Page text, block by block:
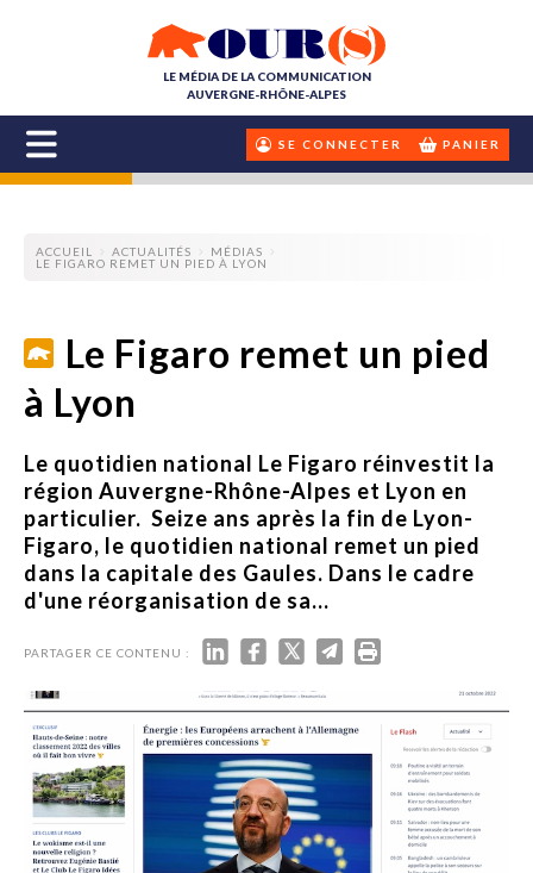
LE MÉDIA DE LA COMMUNICATION
AUVERGNE-RHÔNE-ALPES
SE CONNECTER PANIER
ACCUEIL ACTUALITÉS
MÉDIAS
LE FIGARO REMET UN PIED À LYON
Le Figaro remet un pied
à Lyon
Le quotidien national Le Figaro réinvestit la
région Auvergne-Rhône-Alpes et Lyon en
particulier. Seize ans après la fin de Lyon-
Figaro, le quotidien national remet un pied
dans la capitale des Gaules. Dans le cadre
d'une réorganisation de sa...
PARTAGER CE CONTENU :